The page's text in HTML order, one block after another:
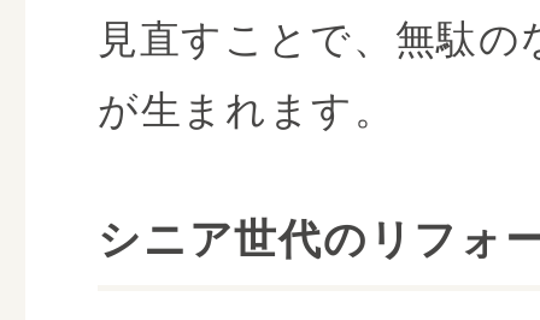
見直すことで、無駄の
が生まれます。
シニア世代のリフォ